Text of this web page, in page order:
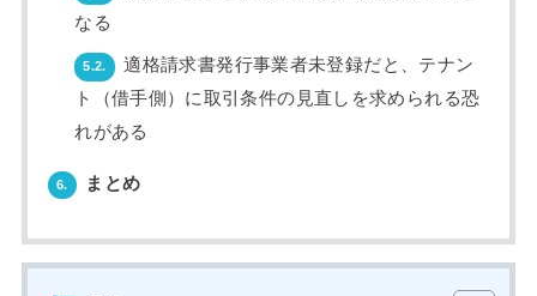
なる
5.2.
適格請求書発行事業者未登録だと、テナン
ト（借手側）に取引条件の見直しを求められる恐
れがある
6. まとめ